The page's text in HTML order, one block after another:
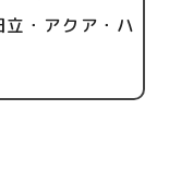
・アクア・ハ